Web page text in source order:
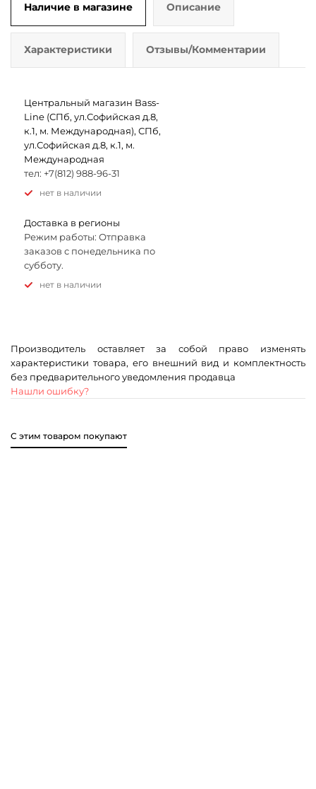
Наличие в магазине Описание
Характеристики Отзывы/Комментарии
Центральный магазин Bass-
Line (СПб, ул.Софийская д.8,
к.1, м. Международная), СПб,
ул.Софийская д.8, к.1, м.
Международная
тел: +7(812) 988-96-31
Нет в наличии
Доставка в регионы
Режим работы: Отправка
заказов с понедельника по
субботу.
Нет в наличии
Производитель оставляет за собой право изменять
характеристики товара, его внешний вид и комплектность
без предварительного уведомления продавца
Нашли ошибку?
С этим товаром покупают